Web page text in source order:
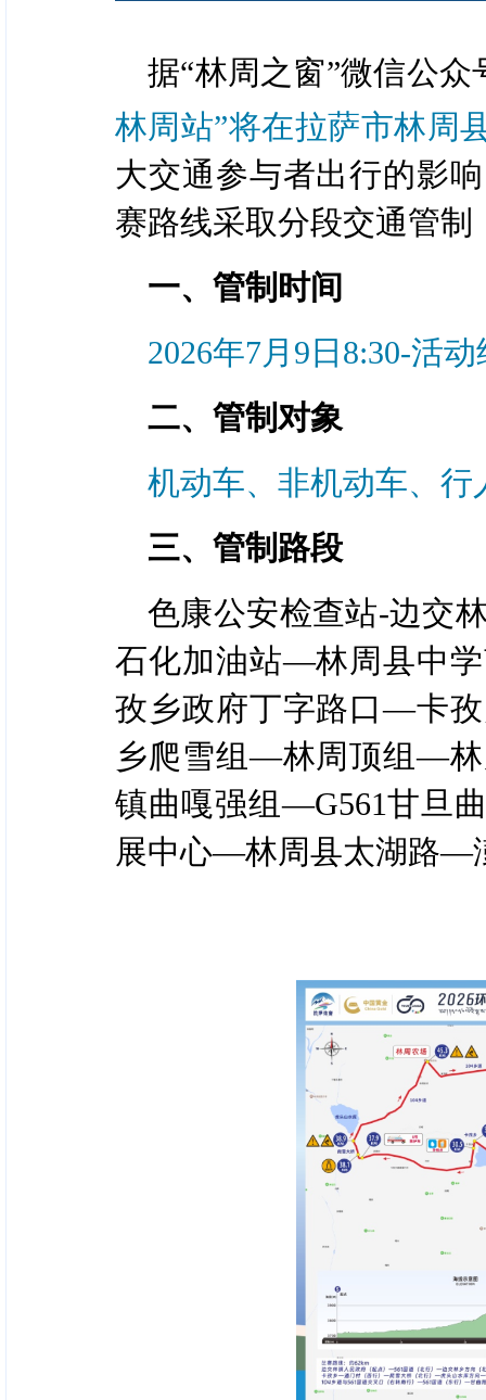
据“林周之窗”微信公众
林周站”将在拉萨市林周
大交通参与者出行的影
赛路线采取分段交通管
一、管制时间
2026年7月9日8:30-活
二、管制对象
机动车、非机动车、行
三、管制路段
色康公安检查站-边交
石化加油站—林周县中
孜乡政府丁字路口—卡
乡爬雪组—林周顶组—
镇曲嘎强组—G561甘旦
展中心—林周县太湖路—